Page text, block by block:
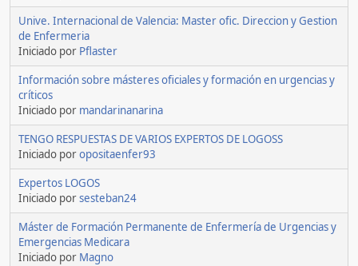
Unive. Internacional de Valencia: Master ofic. Direccion y Gestion
de Enfermeria
Iniciado por Pflaster
Información sobre másteres oficiales y formación en urgencias y
críticos
Iniciado por mandarinanarina
TENGO RESPUESTAS DE VARIOS EXPERTOS DE LOGOSS
Iniciado poropositaenfer93
Expertos LOGOS
Iniciado porsesteban24
Máster de Formación Permanente de Enfermería de Urgencias y
Emergencias Medicara
Iniciado por Magno